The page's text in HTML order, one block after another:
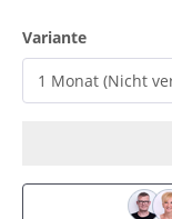
Varianteauswählen